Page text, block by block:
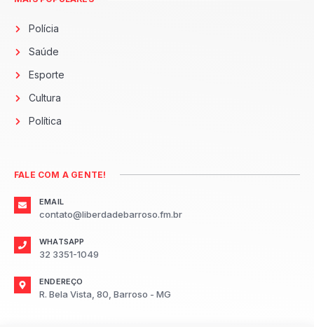
Polícia
Saúde
Esporte
Cultura
Política
FALE COM A GENTE!
EMAIL
contato@liberdadebarroso.fm.br
WHATSAPP
32 3351-1049
ENDEREÇO
R. Bela Vista, 80, Barroso - MG